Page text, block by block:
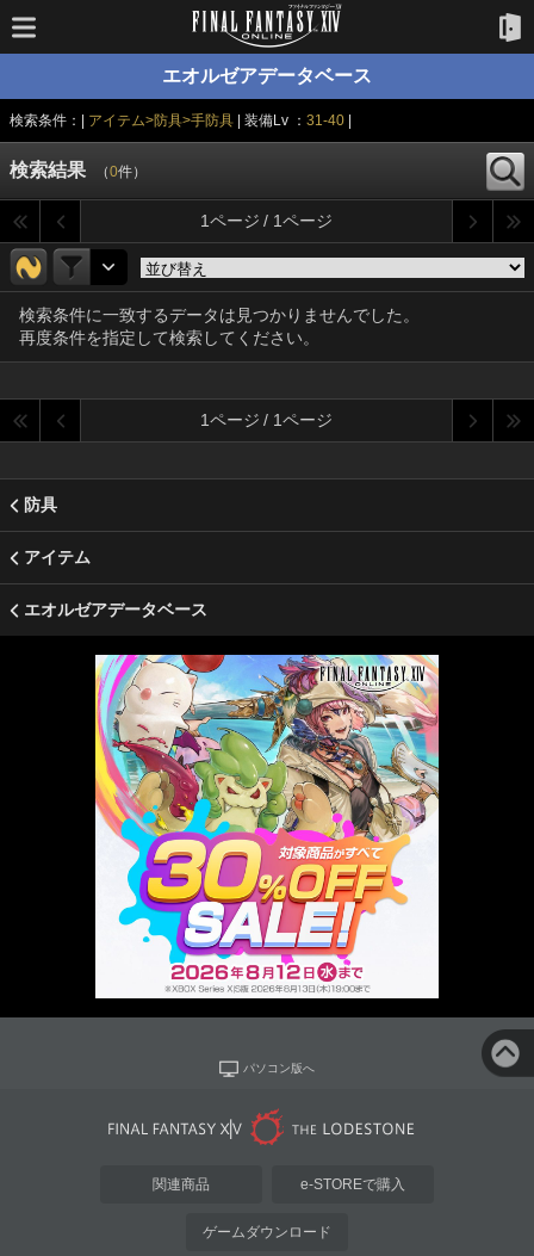
エオルゼアデータベース
検索条件：| アイテム>防具>手防具 | 装備Lv ： 31-40|
検索結果 （0件）
1ページ / 1ページ
検索条件に一致するデータは見つかりませんでした。
再度条件を指定して検索してください。
1ページ / 1ページ
防具
アイテム
エオルゼアデータベース
パソコン版へ
関連商品 e-STOREで購入
ゲームダウンロード